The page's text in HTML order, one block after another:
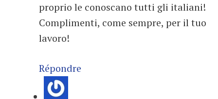
proprio le conoscano tutti gli italiani!
Complimenti, come sempre, per il tuo
lavoro!
Répondre